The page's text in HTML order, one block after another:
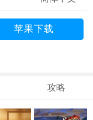
苹果下载
攻略